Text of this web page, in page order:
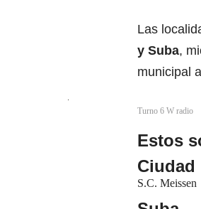
Las
y Suba,
municipal
Turno 6 W radio
Estos
Ciudad
S.C. Meissen